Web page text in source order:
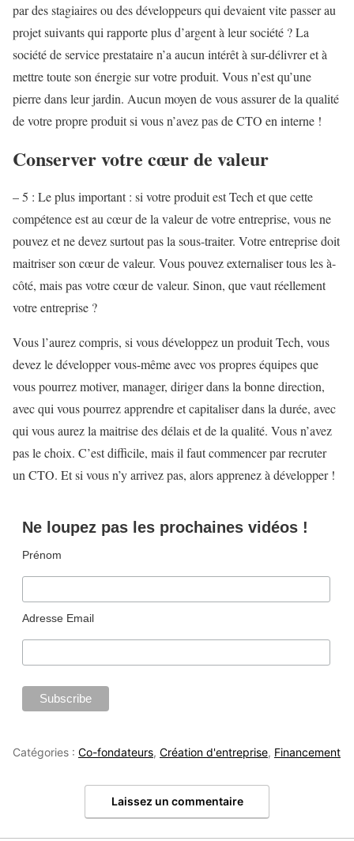
par des stagiaires ou des développeurs qui devaient vite passer au
projet suivants qui rapporte plus d’argent à leur société ? La
société de service prestataire n’a aucun intérêt à sur-délivrer et à
mettre toute son énergie sur votre produit. Vous n’est qu’une
pierre dans leur jardin. Aucun moyen de vous assurer de la qualité
de votre propre produit si vous n’avez pas de CTO en interne !
Conserver votre cœur de valeur
– 5 : Le plus important : si votre produit est Tech et que cette
compétence est au cœur de la valeur de votre entreprise, vous ne
pouvez et ne devez surtout pas la sous-traiter. Votre entreprise doit
maitriser son cœur de valeur. Vous pouvez externaliser tous les à-
côté, mais pas votre cœur de valeur. Sinon, que vaut réellement
votre entreprise ?
Vous l’aurez compris, si vous développez un produit Tech, vous
devez le développer vous-même avec vos propres équipes que
vous pourrez motiver, manager, diriger dans la bonne direction,
avec qui vous pourrez apprendre et capitaliser dans la durée, avec
qui vous aurez la maitrise des délais et de la qualité. Vous n’avez
pas le choix. C’est difficile, mais il faut commencer par recruter
un CTO. Et si vous n’y arrivez pas, alors apprenez à développer !
Ne loupez pas les prochaines vidéos !
Prénom
Adresse Email
Catégories : Co-fondateurs, Création d'entreprise, Financement
Laissez un commentaire